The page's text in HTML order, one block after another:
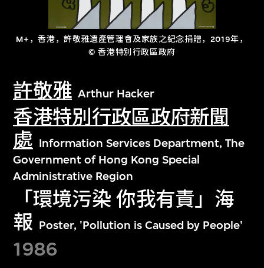
M+，香港，許敬雅遺產管理會及家族之紀念捐贈，2019年，
© 香港特別行政區政府
許敬雅 Arthur Hacker
香港特別行政區政府新聞
處 Information Services Department, The
Government of Hong Kong Special
Administrative Region
「環境污染 你我有責」海
報 Poster, 'Pollution is Caused by People'
1986